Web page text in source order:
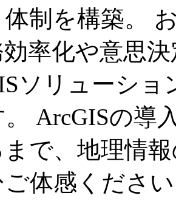
制を構築。
率化や意思
ソリューシ
ArcGISの導
で、地理情
体感くださ